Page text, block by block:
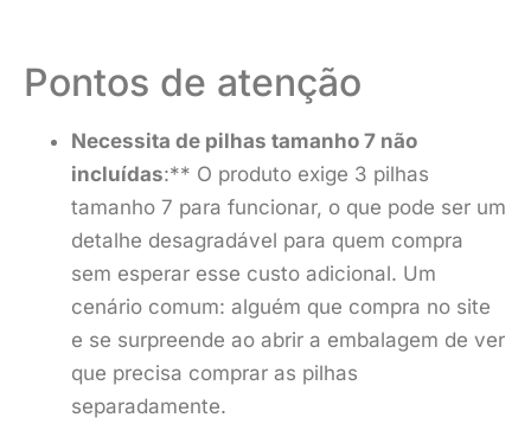
Pontos de atenção
Necessita de pilhas tamanho 7 não
incluídas:** O produto exige 3 pilhas
tamanho 7 para funcionar, o que pode ser um
detalhe desagradável para quem compra
sem esperar esse custo adicional. Um
cenário comum: alguém que compra no site
e se surpreende ao abrir a embalagem de ver
que precisa comprar as pilhas
separadamente.